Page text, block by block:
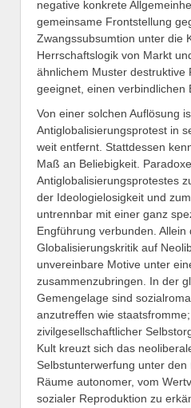
negative konkrete
gemeinsame Frontstellung
Zwangssubsumtion unter die
Herrschaftslogik von Markt
ähnlichem Muster destruktive
geeignet, einen verbindlichen
Von einer solchen Auflösung
Antiglobalisierungsprotest in
weit entfernt. Stattdessen
Maß an Beliebigkeit.
Antiglobalisierungsprotestes
der Ideologielosigkeit und
untrennbar mit einer ganz
Engführung verbunden. Allein
Globalisierungskritik auf
unvereinbare Motive unter
zusammenzubringen. In der
Gemengelage sind
anzutreffen wie
zivilgesellschaftlicher
Kult kreuzt sich das
Selbstunterwerfung unter den
Räume autonomer, vom
sozialer Reproduktion zu